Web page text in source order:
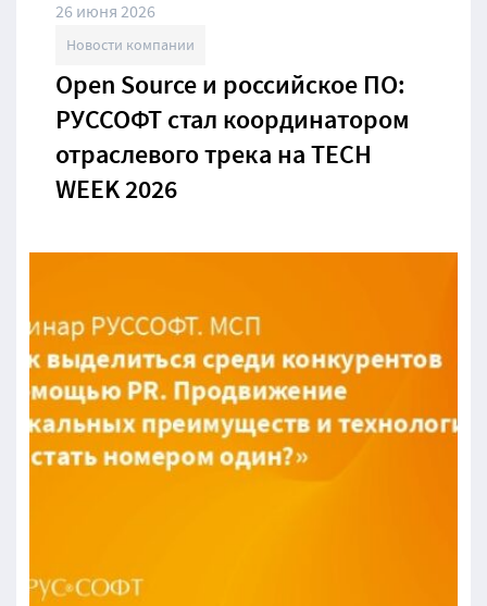
26 июня 2026
Новости компании
Open Source и российское ПО:
РУССОФТ стал координатором
отраслевого трека на TECH
WEEK 2026